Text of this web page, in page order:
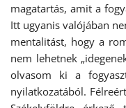
magatartás, amit a
Itt ugyanis valójában
mentalitást, hogy a
nem lehetnek
olvasom ki a
nyilatkozatából.